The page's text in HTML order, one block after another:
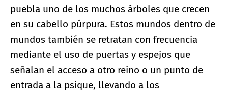
puebla uno de los muchos árboles que crecen
en su cabello púrpura. Estos mundos dentro de
mundos también se retratan con frecuencia
mediante el uso de puertas y espejos que
señalan el acceso a otro reino o un punto de
entrada a la psique, llevando a los